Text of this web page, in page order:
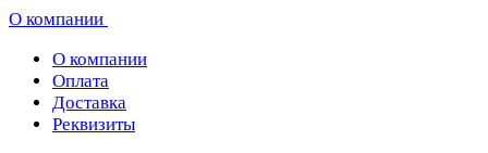
О компании
О компании
Оплата
Доставка
Реквизиты